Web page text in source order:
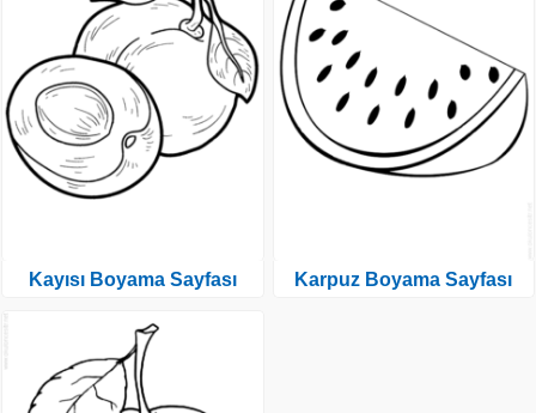
Kayısı Boyama Sayfası Karpuz Boyama Sayfası